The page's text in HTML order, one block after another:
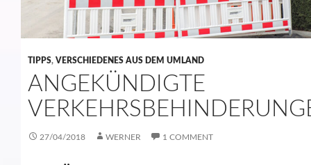
TIPPS, VERSCHIEDENES AUS DEM UMLAND
ANGEKÜNDIGTE
27/04/2018 WERNER 1 COMMENT